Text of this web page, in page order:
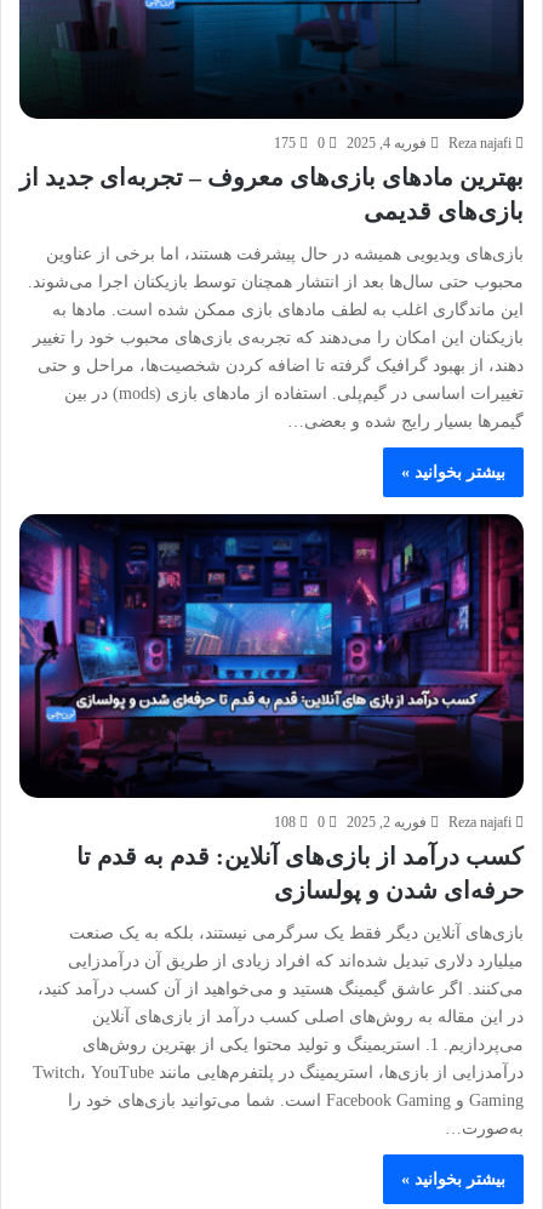
Reza najafi فوریه 4, 2025 0
175
بهترین مادهای بازی‌های معروف – تجربه‌ای جدید از
بازی‌های قدیمی
بازی‌های ویدیویی همیشه در حال پیشرفت هستند، اما برخی از عناوین
محبوب حتی سال‌ها بعد از انتشار همچنان توسط بازیکنان اجرا می‌شوند.
این ماندگاری اغلب به لطف مادهای بازی ممکن شده است. مادها به
بازیکنان این امکان را می‌دهند که تجربه‌ی بازی‌های محبوب خود را تغییر
دهند، از بهبود گرافیک گرفته تا اضافه کردن شخصیت‌ها، مراحل و حتی
تغییرات اساسی در گیم‌پلی. استفاده از مادهای بازی (mods) در بین
گیمرها بسیار رایج شده و بعضی…
بیشتر بخوانید »
Reza najafi فوریه 2, 2025 0
108
کسب درآمد از بازی‌های آنلاین: قدم به قدم تا
حرفه‌ای شدن و پولسازی
بازی‌های آنلاین دیگر فقط یک سرگرمی نیستند، بلکه به یک صنعت
میلیارد دلاری تبدیل شده‌اند که افراد زیادی از طریق آن درآمدزایی
می‌کنند. اگر عاشق گیمینگ هستید و می‌خواهید از آن کسب درآمد کنید،
در این مقاله به روش‌های اصلی کسب درآمد از بازی‌های آنلاین
می‌پردازیم. 1. استریمینگ و تولید محتوا یکی از بهترین روش‌های
درآمدزایی از بازی‌ها، استریمینگ در پلتفرم‌هایی مانند Twitch، YouTube
Gaming و Facebook Gaming است. شما می‌توانید بازی‌های خود را
به‌صورت…
بیشتر بخوانید »